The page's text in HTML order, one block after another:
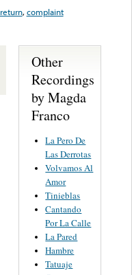
return,complaint
Other
Recordings
by Magda
Franco
La Pero De
Las Derrotas
Volvamos Al
Amor
Tinieblas
Cantando
Por La Calle
La Pared
Hambre
Tatuaje